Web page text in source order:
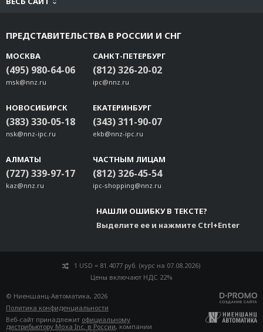
ПРЕДСТАВИТЕЛЬСТВА В РОССИИ И СНГ
МОСКВА
(495) 980-64-06
msk@nnz.ru
САНКТ-ПЕТЕРБУРГ
(812) 326-20-02
ipc@nnz.ru
НОВОСИБИРСК
(383) 330-05-18
nsk@nnz-ipc.ru
ЕКАТЕРИНБУРГ
(343) 311-90-07
ekb@nnz-ipc.ru
АЛМАТЫ
(727) 339-97-17
kaz@nnz.ru
ЧАСТНЫМ ЛИЦАМ
(812) 326-45-54
ipc-shopping@nnz.ru
НАШЛИ ОШИБКУ В ТЕКСТЕ?
Выделите ее и нажмите Ctrl+Enter
1 USD = 81.4077 руб. (курс на 07.08.2026)
Цены включают НДС 22%
© Ниеншанц-Автоматика, 2026
Политика конфиденциальности
Веб-сайт принадлежит официальному
дистрибьютору Moxa Inc. в России, компании